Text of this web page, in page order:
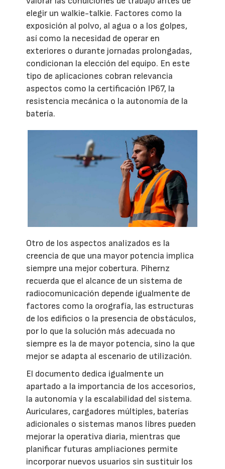
elegir un walkie-talkie. Factores como la
exposición al polvo, al agua o a los golpes,
así como la necesidad de operar en
exteriores o durante jornadas prolongadas,
condicionan la elección del equipo. En este
tipo de aplicaciones cobran relevancia
aspectos como la certificación IP67, la
resistencia mecánica o la autonomía de la
batería.
Otro de los aspectos analizados es la
creencia de que una mayor potencia implica
siempre una mejor cobertura. Pihernz
recuerda que el alcance de un sistema de
radiocomunicación depende igualmente de
factores como la orografía, las estructuras
de los edificios o la presencia de obstáculos,
por lo que la solución más adecuada no
siempre es la de mayor potencia, sino la que
mejor se adapta al escenario de utilización.
El documento dedica igualmente un
apartado a la importancia de los accesorios,
la autonomía y la escalabilidad del sistema.
Auriculares, cargadores múltiples, baterías
adicionales o sistemas manos libres pueden
mejorar la operativa diaria, mientras que
planificar futuras ampliaciones permite
incorporar nuevos usuarios sin sustituir los